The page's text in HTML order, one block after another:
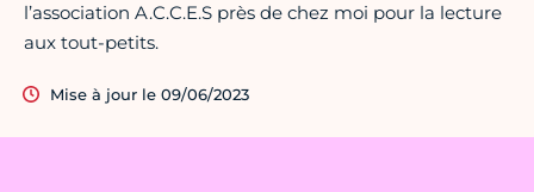
l’association A.C.C.E.S près de chez moi pour la lecture
aux tout-petits.
Mise à jour le 09/06/2023